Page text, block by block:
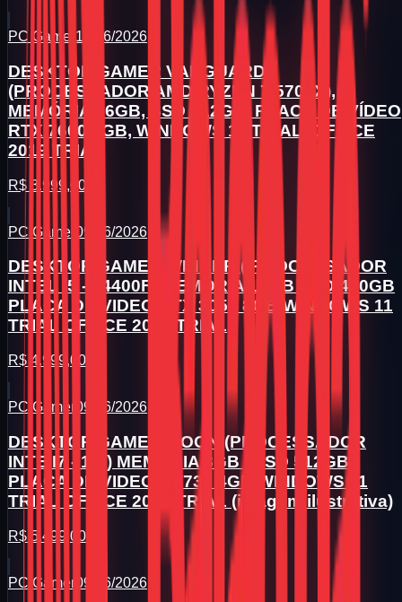
PC Gamer 16/06/2026
DESKTOP GAMER VANGUARD
(PROCESSADOR AMD RYZEN 7 5700X),
MEMÓRIA 16GB, SSD 512GB, PLACA DE VÍDEO
RTX 7600 8GB, WINDOWS 11 TRIAL, OFFICE
2019 TRIAL
R$ 3.999,00
PC Gamer 09/06/2026
DESKTOP GAMER WINNER ( PROCESSADOR
INTEL I5 - 14400F) MEMORIA 16GB SSD 480GB
PLACA DE VIDEO RTX 3050 8GB WINDOWS 11
TRIAL OFFICE 2019 TRIAL
R$ 4.999,00
PC Gamer 09/06/2026
DESKTOP GAMER MOON (PROCESSADOR
INTE I7 - 10º) MEMORIA 8GB , SSD 512GB,
PLACA DE VIDEO GT730 4GB WINDOWS 11
TRIAL OFFICE 2019 TRIAL (imagem ilustrativa)
R$ 5.499,00
PC Gamer 09/06/2026